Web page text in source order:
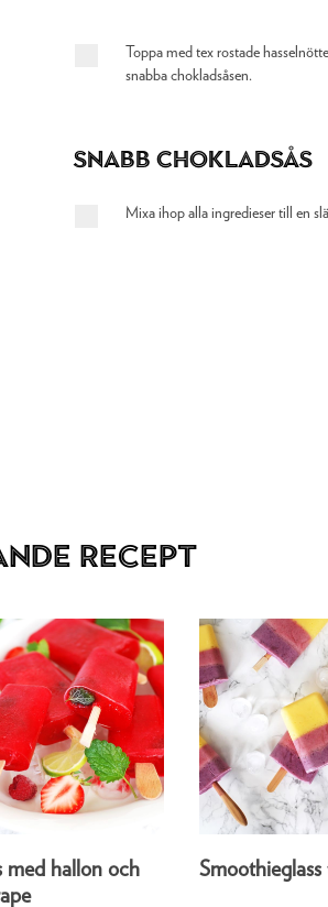
Toppa med tex rostade
snabba chokladsåsen.
Snabb Chokladsås
Mixa ihop alla ingredieser till en
recept
med hallon och
Smoothieglass